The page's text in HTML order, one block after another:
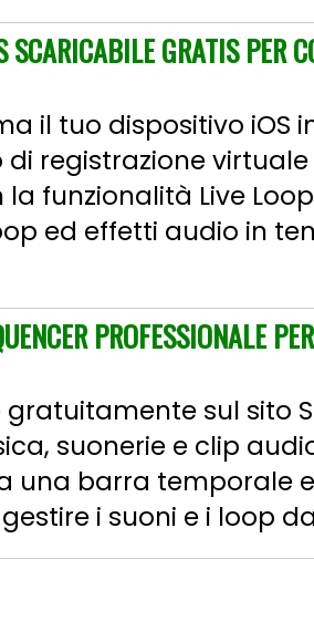
SCARICABILE GRATIS PER
il tuo dispositivo iOS
di registrazione
la funzionalità Live
ed effetti audio in
PROFESSIONALE
gratuitamente sul sito
suonerie e clip
una barra temporale
i suoni e i loop